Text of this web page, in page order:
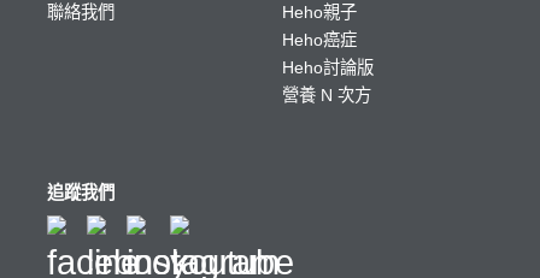
聯絡我們
Heho親子
Heho癌症
Heho討論版
營養 N 次方
追蹤我們